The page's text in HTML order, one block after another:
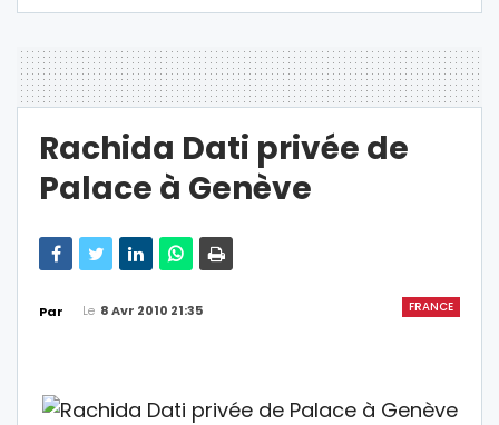
Rachida Dati privée de
Palace à Genève
FRANCE
Par Le 8 Avr 2010 21:35